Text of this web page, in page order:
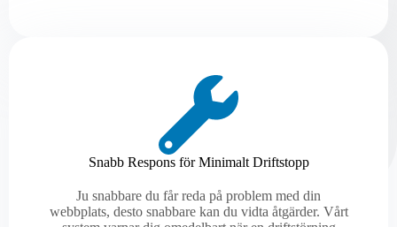
Snabb Respons för Minimalt Driftstopp
Ju snabbare du får reda på problem med din
webbplats, desto snabbare kan du vidta åtgärder. Vårt